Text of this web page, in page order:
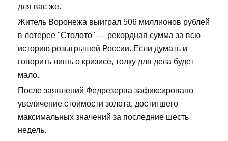
для вас же.
Житель Воронежа выиграл 506 миллионов рублей
в лотерее "Столото" — рекордная сумма за всю
историю розыгрышей России. Если думать и
говорить лишь о кризисе, толку для дела будет
мало.
После заявлений Федрезерва зафиксировано
увеличение стоимости золота, достигшего
максимальных значений за последние шесть
недель.